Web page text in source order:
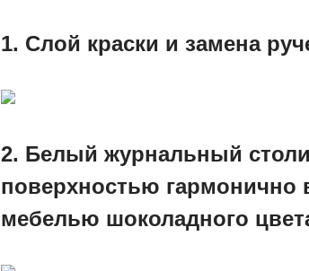
1. Слой краски и замена
2. Белый журнальный
поверхностью гармонично
мебелью шоколадного